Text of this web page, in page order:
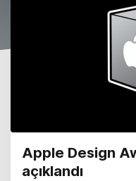
Apple Design
açıklandı